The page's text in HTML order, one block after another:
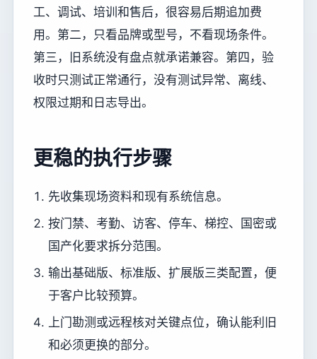
工、调试、培训和售后，很容易后期追加费
用。第二，只看品牌或型号，不看现场条件。
第三，旧系统没有盘点就承诺兼容。第四，验
收时只测试正常通行，没有测试异常、离线、
权限过期和日志导出。
更稳的执行步骤
先收集现场资料和现有系统信息。
按门禁、考勤、访客、停车、梯控、国密或
国产化要求拆分范围。
输出基础版、标准版、扩展版三类配置，便
于客户比较预算。
上门勘测或远程核对关键点位，确认能利旧
和必须更换的部分。